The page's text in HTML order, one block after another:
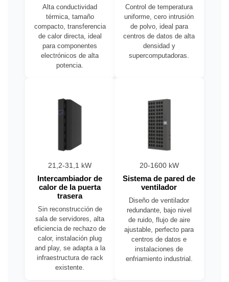
Alta conductividad
térmica, tamaño
compacto, transferencia
de calor directa, ideal
para componentes
electrónicos de alta
potencia.
Control de temperatura
uniforme, cero intrusión
de polvo, ideal para
centros de datos de alta
densidad y
supercomputadoras.
21,2-31,1 kW
Intercambiador de
calor de la puerta
trasera
Sin reconstrucción de
sala de servidores, alta
eficiencia de rechazo de
calor, instalación plug
and play, se adapta a la
infraestructura de rack
existente.
20-1600 kW
Sistema de pared de
ventilador
Diseño de ventilador
redundante, bajo nivel
de ruido, flujo de aire
ajustable, perfecto para
centros de datos e
instalaciones de
enfriamiento industrial.